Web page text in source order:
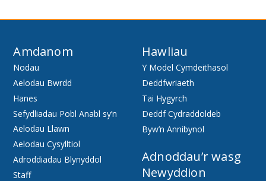
Amdanom
Nodau
Aelodau Bwrdd
Hanes
Sefydliadau Pobl Anabl sy’n
Aelodau Llawn
Aelodau Cysylltiol
Adroddiadau Blynyddol
Staff
Hawliau
Y Model Cymdeithasol
Deddfwriaeth
Tai Hygyrch
Deddf Cydraddoldeb
Byw’n Annibynol
Adnoddau’r wasg
Newyddion